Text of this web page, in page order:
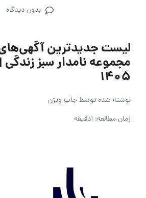
بدون دیدگاه
لیست جدیدترین
۱۴۰۵
نوشته شده توسطجاب ویژن
زمان مطالعه: 1دقیقه